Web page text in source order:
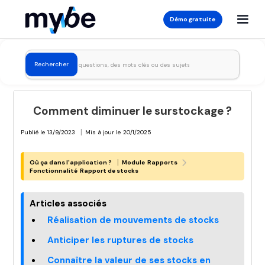
Démo gratuite
Comment diminuer le surstockage ?
Publié le 13/9/2023 | Mis à jour le 20/1/2025
Où ça dans l'application ? | Module Rapports
Fonctionnalité Rapport de stocks
Articles associés
Réalisation de mouvements de stocks
Anticiper les ruptures de stocks
Connaître la valeur de ses stocks en